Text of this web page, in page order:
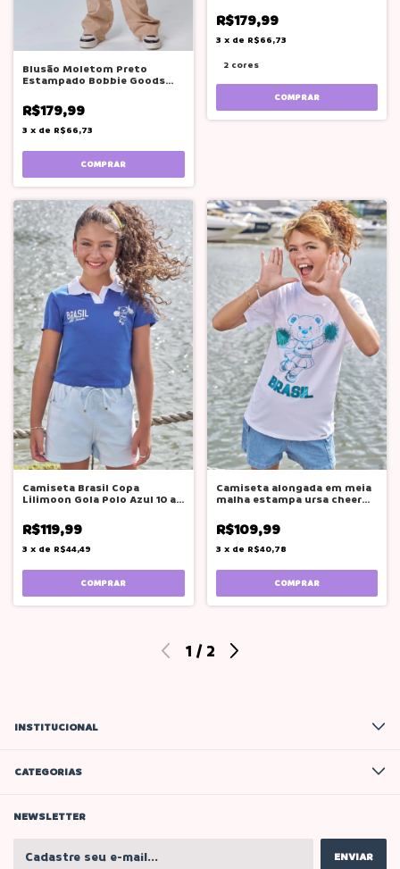
Blusão Moletom Preto
Estampado Bobbie Goods
R$179,99
3 x de R$66,73
COMPRAR
R$179,99
3 x de R$66,73
2 cores
COMPRAR
Camiseta Brasil Copa
Lilimoon Gola Polo Azul 10 a
R$119,99
3 x de R$44,49
COMPRAR
Camiseta alongada em meia
malha estampa ursa cheer
R$109,99
3 x de R$40,78
COMPRAR
1 / 2
INSTITUCIONAL
CATEGORIAS
NEWSLETTER